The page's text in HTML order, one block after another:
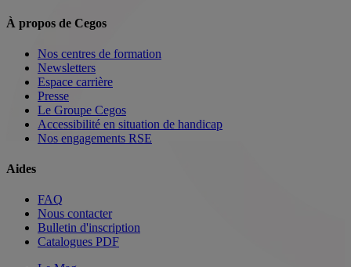
À propos de Cegos
Nos centres de formation
Newsletters
Espace carrière
Presse
Le Groupe Cegos
Accessibilité en situation de handicap
Nos engagements RSE
Aides
FAQ
Nous contacter
Bulletin d'inscription
Catalogues PDF